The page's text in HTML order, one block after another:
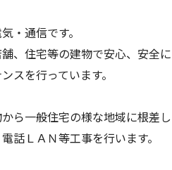
・通信です。
、住宅等の建物で安心、安全に
スを行っています。
ら一般住宅の様な地域に根差し
話ＬＡＮ等工事を行います。